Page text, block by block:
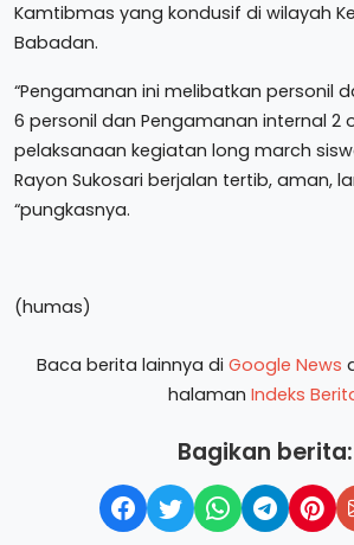
Kamtibmas yang kondusif di wilayah
Babadan.
“Pengamanan ini melibatkan personil
6 personil dan Pengamanan internal 2
pelaksanaan kegiatan long march
Rayon Sukosari berjalan tertib, aman,
“pungkasnya.
(humas)
Baca berita lainnya di Google News
halaman Indeks
Bagikan berita: